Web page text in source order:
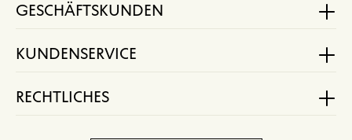
GESCHÄFTSKUNDEN
KUNDENSERVICE
RECHTLICHES